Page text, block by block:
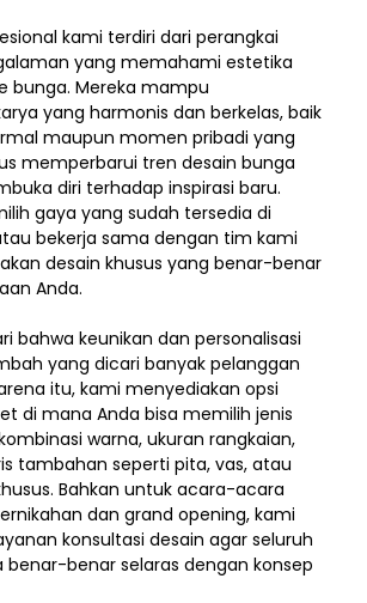
kami terdiri dari perangkai
yang memahami estetika
bunga. Mereka mampu
yang harmonis dan berkelas, baik
maupun momen pribadi yang
memperbarui tren desain bunga
diri terhadap inspirasi baru.
gaya yang sudah tersedia di
bekerja sama dengan tim kami
desain khusus yang benar-benar
Anda.
bahwa keunikan dan personalisasi
yang dicari banyak pelanggan
itu, kami menyediakan opsi
di mana Anda bisa memilih jenis
warna, ukuran rangkaian,
tambahan seperti pita, vas, atau
Bahkan untuk acara-acara
dan grand opening, kami
konsultasi desain agar seluruh
benar-benar selaras dengan konsep